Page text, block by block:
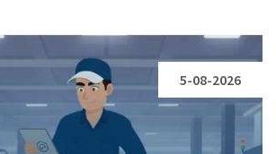
5-08-2026